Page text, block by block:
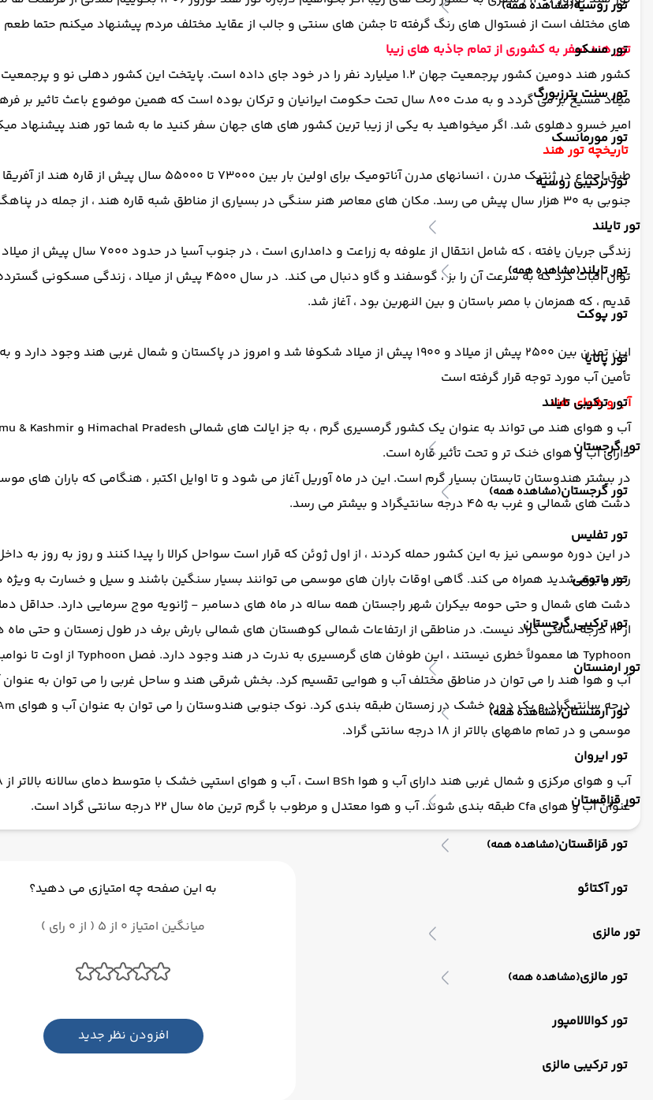
تور روسیه(مشاهده همه)
تور مسکو
تور سنت پترزبورگ
تور مورمانسک
تور ترکیبی روسیه
تور تایلند
تور تایلند(مشاهده همه)
تور پوکت
تور پاتایا
تور ترکیبی تایلند
تور گرجستان
تور گرجستان(مشاهده همه)
تور تفلیس
تور باتومی
تور ترکیبی گرجستان
تور ارمنستان
تور ارمنستان(مشاهده همه)
تور ایروان
تور قزاقستان
تور قزاقستان(مشاهده همه)
تور آکتائو
تور مالزی
تور مالزی(مشاهده همه)
تور کوالالامپور
تور ترکیبی مالزی
های مختلف است از فستوال های رنگ گرفته تا جشن های سنتی و جالب از عقاید مختلف مردم پیشنهاد میکنم حتما طعم
تور هند سفر به کشوری از تمام جاذبه های زیبا
کشور هند دومین کشور پرجمعیت جهان 1.2 میلیارد نفر را در خود جای داده است. پایتخت این
میلاد مسیح بر می گردد و به مدت 800 سال تحت حکومت ایرانیان و ترکان بوده است که همین
امیر خسرو دهلوی شد. اگر میخواهید به یکی از زیبا ترین کشور های های جهان سفر کنید ما به شما تور هند پیشنهاد
تاریخچه تور هند
طبق اجماع در ژنتیک مدرن ، انسانهای مدرن آناتومیک
جنوبی به 30 هزار سال پیش می رسد. مکان های معاصر هنر سنگی در بسیاری از مناطق شبه قاره هند ، از جمله در پناهگاه های صخره بهیم بکتا در مادیا پرادش یافت شده است.
زندگی جریان یافته ، که شامل
توان اثبات کرد که به سرعت آن را بز ، گوسفند و گاو دنبال می
قدیم ، كه همزمان با مصر باستان و بین النهرین بود ، آغاز شد.
این تمدن بین 2500 پیش از میلاد و 1900 پیش از میلاد شکوفا شد و امروز در پاکستان و شمال
تأمین آب مورد توجه قرار گرفته است
آب و هوای هند
دارای آب و هوای خنک تر و تحت تأثیر قاره است.
در بیشتر هندوستان تابستان بسیار گرم است. این در ماه آوریل آغاز می شود و تا اوایل اکتبر ، هنگامی که باران های
دشت های شمالی و غرب به 45 درجه سانتیگراد و بیشتر می رسد.
در این دوره موسمی نیز به این کشور حمله کردند ، از اول ژوئن که قرار است سواحل کرالا را پیدا کنند و روز به روز به
رعد و برق شدید همراه می کند. گاهی اوقات باران های موسمی می توانند بسیار سنگین باشند و سیل و خسارت به ویژه در
از 12 درجه سانتی گراد نیست. در مناطقی از ارتفاعات شمالی کوهستان های شمالی بارش برف در طول زمستان و حتی ماه های تابستان فقط معتدل گرم است.
Typhoon ها معمولاً خطری نیستند ، این طوفان های گرمسیری به ندرت در هند وجود دارد. فصل Typhoon از اوت تا نوامبر است. ساحل شرقی هند بیشترین خطر تایفون را دارد.
موسمی و در تمام ماههای بالاتر از 18 درجه سانتی گراد.
عنوان آب و هوای Cfa طبقه بندی شوند. آب و هوا معتدل و مرطوب با گرم ترین ماه سال 22 درجه سانتی گراد است.
به این صفحه چه امتیازی می دهید؟
میانگین امتیاز 0 از 5 ( از 0 رای )
افزودن نظر جدید